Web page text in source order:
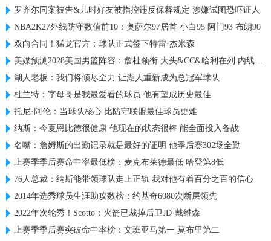
罗齐尔同案被告&儿时好友被指控违反保释规定 涉嫌试图恐吓证人
NBA2K27外线防守数值前10：奥萨尔97居首 小白95 阿门93 布朗90
双向合同！猛龙官方：球队正式签下特雷·杰米森
美媒预测2028美国男篮阵容：詹杜领衔 大头&CC&哈利在列 内线热巴
湖人老板：我们将倾尽全力 让湖人重新成为总冠军球队
杜兰特：字母哥是我最爱看的球员 他有望成历史最佳
托尼·阿伦：当球队核心 比防守联盟最佳球员更难
纳斯：今夏恩比德很健康 他现在的状态很棒 能全面投入备战
名嘴：詹姆斯的出勤记录就是最好的证明 他季后赛302场全勤
上赛季季后赛命中率最低榜：麦克布莱德最低 哈登第8低
76人总裁：纳斯能带领球队走上正轨 我对他有着百分之百的信心
2014年选秀球员生涯助攻数榜：约基奇6080次断层领先
2022年次轮秀！Scotto：火箭已裁掉后卫JD·戴维森
上赛季季后赛突破命中率榜：文班亚马第一 莫布里第二